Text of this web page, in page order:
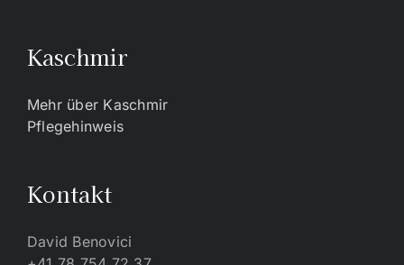
Kaschmir
Mehr über Kaschmir
Pflegehinweis
Kontakt
David Benovici